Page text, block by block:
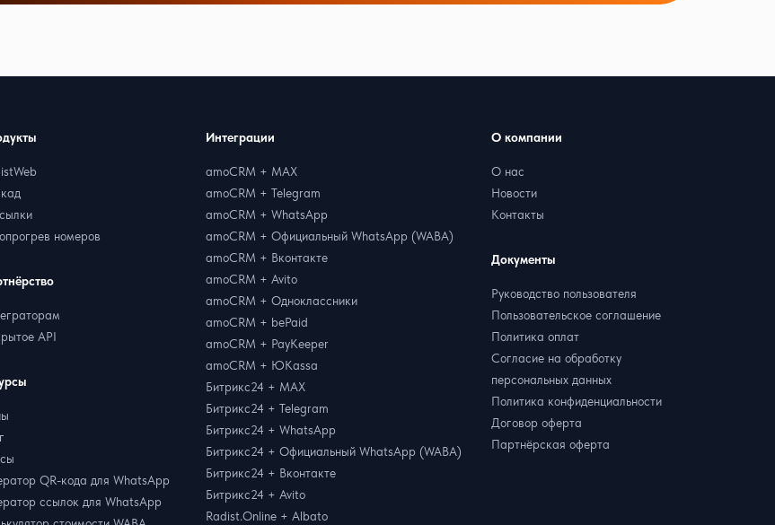
Интеграции
amoCRM + MAX
amoCRM + Telegram
amoCRM + WhatsApp
amoCRM + Официальный WhatsApp (WABA)
amoCRM + Вконтакте
amoCRM + Avito
amoCRM + Одноклассники
amoCRM + bePaid
amoCRM + PayKeeper
amoCRM + ЮKassa
Битрикс24 + MAX
Битрикс24 + Telegram
Битрикс24 + WhatsApp
Битрикс24 + Официальный WhatsApp (WABA)
Битрикс24 + Вконтакте
Битрикс24 + Avito
Radist.Online + Albato
номеров
API
QR-кода для WhatsApp
ссылок для WhatsApp
О компании
О нас
Новости
Контакты
Документы
Руководство пользователя
Пользовательское соглашение
Политика оплат
Согласие на обработку
персональных данных
Политика конфиденциальности
Договор оферта
Партнёрская оферта